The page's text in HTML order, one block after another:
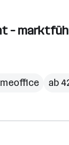
–
ab